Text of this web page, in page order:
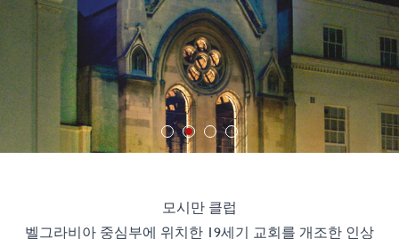
모시만 클럽
벨그라비아 중심부에 위치한 19세기 교회를 개조한 인상